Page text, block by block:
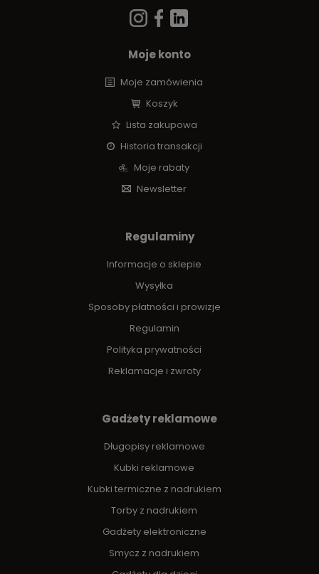
Moje konto
Moje zamówienia
Koszyk
Lista zakupowa
Historia transakcji
Moje rabaty
Newsletter
Regulaminy
Informacje o sklepie
Wysyłka
Sposoby płatności i prowizje
Regulamin
Polityka prywatności
Reklamacje i zwroty
Gadżety reklamowe
Długopisy reklamowe
Kubki reklamowe
Kubki termiczne z nadrukiem
Torby z nadrukiem
Gadżety elektroniczne
Smycz z nadrukiem